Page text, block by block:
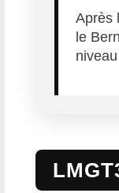
Après
le